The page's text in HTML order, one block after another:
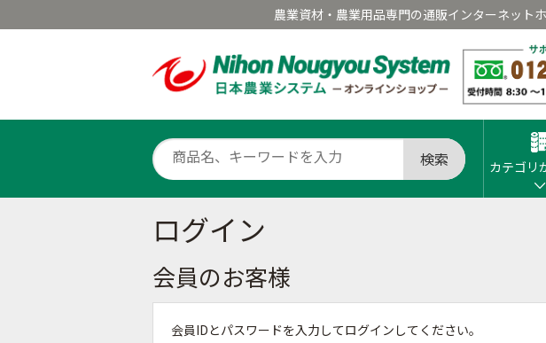
農業資材・農業用品専門の通販インターネット
検索 カテゴリ
ログイン
会員のお客様
会員IDとパスワードを入力してログインしてください。